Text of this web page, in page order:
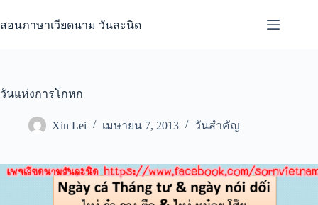
content
สอนภาษาเวียดนาม วันละนิด
วันแห่งการโกหก
Xin Lei เมษายน 7, 2013 วันสำคัญ